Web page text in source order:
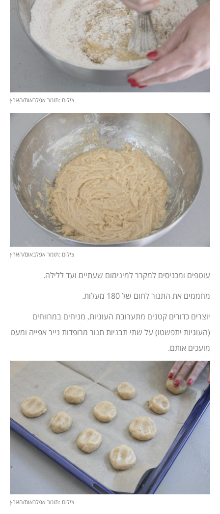
צילום :תומר אפלבאום/הארץ
צילום :תומר אפלבאום/הארץ
עוטפים ומכניסים למקרר למינימום שעתיים ועד ללילה.
מחממים את התנור לחום של 180 מעלות.
יוצרים כדורים קטנים מתערובת העוגיות, מניחים במרווחים
(העוגיות יתפשטו) על שתי תבניות תנור מרופדות נייר אפייה ומעט
מועכים אותם.
צילום :תומר אפלבאום/הארץ